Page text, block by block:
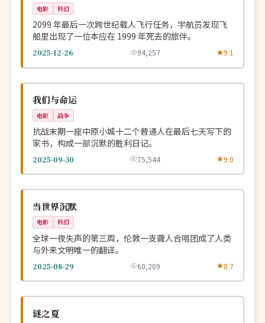
电影 科幻
2099 年最后一次跨世纪载人飞行任务，宇航员发现飞
船里出现了一位本应在 1999 年死去的旅伴。
2025-12-26 94,257 9.1
中国
我们与命运
电影 战争
抗战末期一座中原小城十二个普通人在最后七天写下的
家书，构成一部沉默的胜利日记。
2025-09-30 75,544 9.0
英国
当世界沉默
电影 科幻
全球一夜失声的第三周，伦敦一支聋人合唱团成了人类
与外来文明唯一的翻译。
2025-08-29 60,209 8.7
韩国
谜之夏